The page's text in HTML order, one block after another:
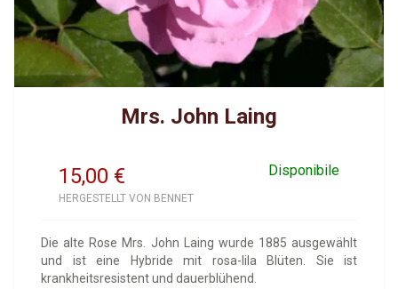
Mrs. John Laing
15,00 Disponibile
€
HERGESTELLT VON BENNET
Die alte Rose Mrs. John Laing wurde 1885 ausgewählt
und ist eine Hybride mit rosa-lila Blüten. Sie ist
krankheitsresistent und dauerblühend.